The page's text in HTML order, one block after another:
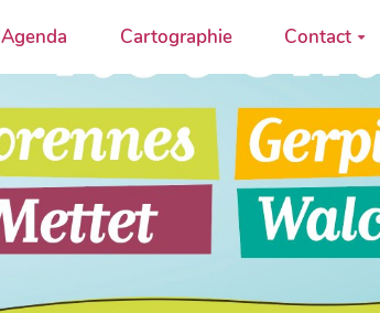
Agenda Cartographie Contact